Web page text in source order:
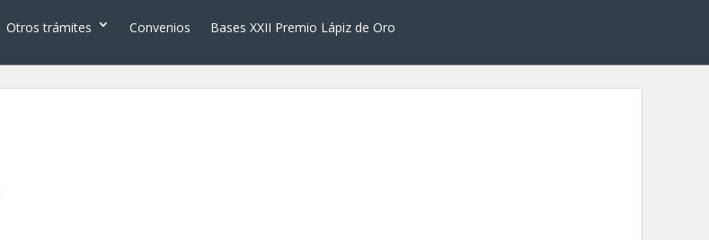
Otros trámites Convenios Bases XXII Premio Lápiz de Oro